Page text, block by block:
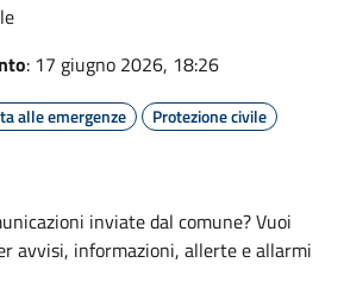
: 17 giugno 2026, 18:26
alle emergenze Protezione civile
inviate dal comune? Vuoi
avvisi, informazioni, allerte e allarmi